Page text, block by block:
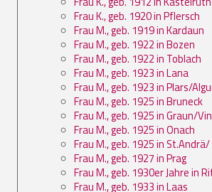
Frau K., geb. 1920 in Pflersch
Frau M., geb. 1919 in Kardaun
Frau M., geb. 1922 in Bozen
Frau M., geb. 1922 in Toblach
Frau M., geb. 1923 in Lana
Frau M., geb. 1923 in Plars/
Frau M., geb. 1925 in Bruneck
Frau M., geb. 1925 in Graun/
Frau M., geb. 1925 in Onach
Frau M., geb. 1925 in
Frau M., geb. 1927 in Prag
Frau M., geb. 1930er Jahre in
Frau M., geb. 1933 in Laas